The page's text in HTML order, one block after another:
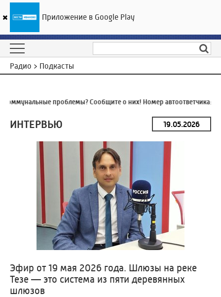
ГТРК «Ивтелерадио»
Радио > Подкасты
проблемы? Сообщите о них! Номер автоответчика:8
ИНТЕРВЬЮ
Эфир от 19 мая 2026 года. Шлюзы на реке
Тезе — это система из пяти деревянных
шлюзов
Приложение в Google Play